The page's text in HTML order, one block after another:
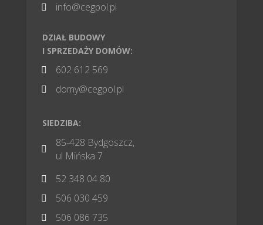
 info@cegpol.pl
DZIAŁ BUDOWY
I SPRZEDAŻY DOMÓW:
 602 612 569
 domy@cegpol.pl
SIEDZIBA:

85-428 Bydgoszcz,
ul Mińska 7
 52 348 04 80
 506 030 459
 506 086 735